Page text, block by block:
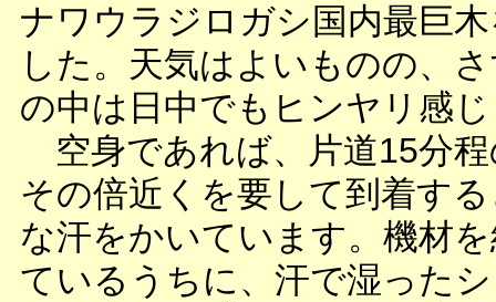
ナワウラジロガシ国内最巨
した。天気はよいものの、
の中は日中でもヒンヤリ感
空身であれば、片道15分程
その倍近くを要して到着す
な汗をかいています。機材
ているうちに、汗で湿った